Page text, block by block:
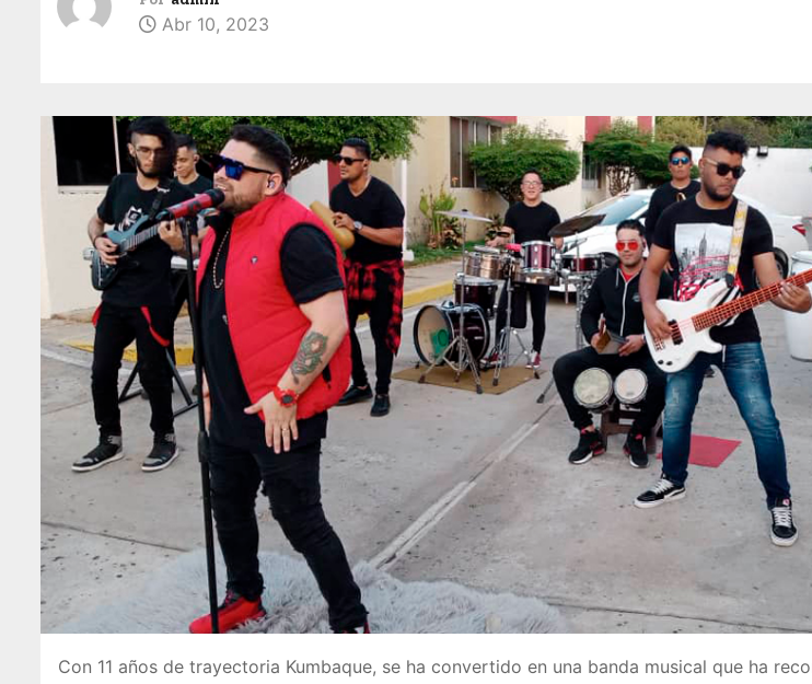
Abr 10, 2023
Con 11 años de trayectoria Kumbaque, se ha convertido en una banda musical que ha